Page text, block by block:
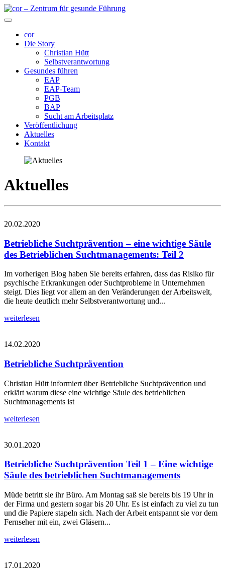
cor
Die Story
Christian Hütt
Selbstverantwortung
Gesundes führen
EAP
EAP-Team
PGB
BAP
Sucht am Arbeitsplatz
Veröffentlichung
Aktuelles
Kontakt
Aktuelles
20.02.2020
Betriebliche Suchtprävention – eine wichtige Säule
des Betrieblichen Suchtmanagements: Teil 2
Im vorherigen Blog haben Sie bereits erfahren, dass das Risiko für
psychische Erkrankungen oder Suchtprobleme in Unternehmen
steigt. Dies liegt vor allem an den Veränderungen der Arbeitswelt,
die heute deutlich mehr Selbstverantwortung und...
weiterlesen
14.02.2020
Betriebliche Suchtprävention
Christian Hütt informiert über Betriebliche Suchtprävention und
erklärt warum diese eine wichtige Säule des betrieblichen
Suchtmanagements ist
weiterlesen
30.01.2020
Betriebliche Suchtprävention Teil 1 – Eine wichtige
Säule des betrieblichen Suchtmanagements
Müde betritt sie ihr Büro. Am Montag saß sie bereits bis 19 Uhr in
der Firma und gestern sogar bis 20 Uhr. Es ist einfach zu viel zu tun
und die Papiere stapeln sich. Nach der Arbeit entspannt sie vor dem
Fernseher mit ein, zwei Gläsern...
weiterlesen
17.01.2020